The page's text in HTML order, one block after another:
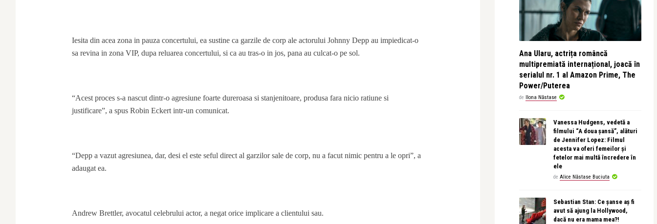
Iesita din acea zona in pauza concertului, ea sustine ca garzile de corp ale actorului Johnny Depp au impiedicat-o
sa revina in zona VIP, dupa reluarea concertului, si ca au tras-o in jos, pana au culcat-o pe sol.
“Acest proces s-a nascut dintr-o agresiune foarte dureroasa si stanjenitoare, produsa fara nicio ratiune si
justificare”, a spus Robin Eckert intr-un comunicat.
“Depp a vazut agresiunea, dar, desi el este seful direct al garzilor sale de corp, nu a facut nimic pentru a le opri”, a
adaugat ea.
Andrew Brettler, avocatul celebrului actor, a negat orice implicare a clientului sau.
Ana Ularu, actrița româncă
multipremiată internațional, joacă în
serialul nr. 1 al Amazon Prime, The
Power/Puterea
de Ilona Năstase
Vanessa Hudgens, vedetă a
filmului “A doua șansă”, alături
de Jennifer Lopez: Filmul
acesta va oferi femeilor și
fetelor mai multă încredere în
ele
de Alice Năstase Buciuta
Sebastian Stan: Ce șanse aș fi
avut să ajung la Hollywood,
dacă nu era mama mea?!